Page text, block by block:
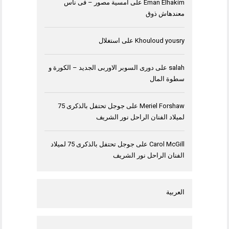
Eman Elhakim على امسية مصور – فى ناس
معندهاش ذوق
Khouloud yousry على استغلال
salah على دورى السوبر الاوربى الجديد – الكورة و
سطوة المال
Meriel Forshaw على
جوجل تحتفل بالذكرى 75
لميلاد الفنان الراحل نور الشريف
Carol McGill على
جوجل تحتفل بالذكرى 75 لميلاد
الفنان الراحل نور الشريف
العربية